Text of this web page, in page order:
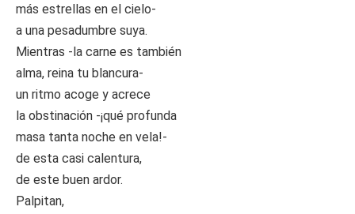
más estrellas en el cielo-
a una pesadumbre suya.
Mientras -la carne es también
alma, reina tu blancura-
un ritmo acoge y acrece
la obstinación -¡qué profunda
masa tanta noche en vela!-
de esta casi calentura,
de este buen ardor.
Palpitan,